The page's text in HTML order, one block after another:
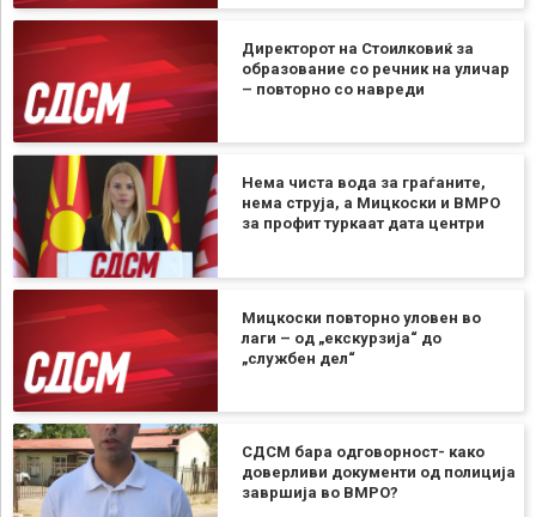
Директорот на Стоилковиќ за
образование со речник на уличар
– повторно со навреди
Нема чиста вода за граѓаните,
нема струја, а Мицкоски и ВМРО
за профит туркаат дата центри
Мицкоски повторно уловен во
лаги – од „екскурзија“ до
„службен дел“
СДСМ бара одговорност- како
доверливи документи од полиција
завршија во ВМРО?